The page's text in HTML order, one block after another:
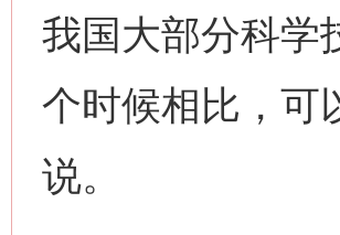
我国大部分科学
个时候相比，可
说。